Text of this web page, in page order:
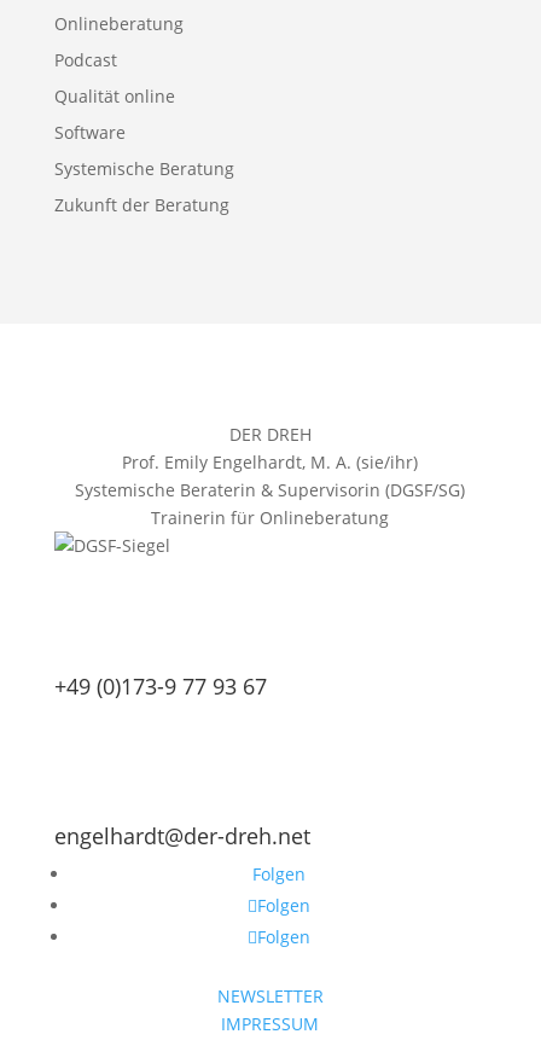
Onlineberatung
Podcast
Qualität online
Software
Systemische Beratung
Zukunft der Beratung
DER DREH
Prof. Emily Engelhardt, M. A. (sie/ihr)
Systemische Beraterin & Supervisorin (DGSF/SG)
Trainerin für Onlineberatung
+49 (0)173-9 77 93 67
engelhardt@der-dreh.net
Folgen
Folgen
Folgen
NEWSLETTER
IMPRESSUM